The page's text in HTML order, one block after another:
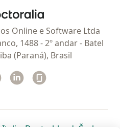
Doctoralia - Homepage
Online e Software Ltda
1488 - 2º andar - Batel
(Paraná), Brasil
num novo separador
Instagram
abre num novo separador
Linkedin
abre num novo